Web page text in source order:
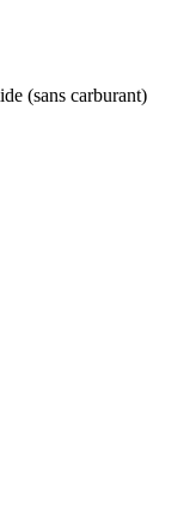
(sans carburant)